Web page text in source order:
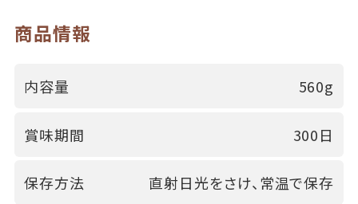
商品情報
内容量 560g
賞味期間 300日
保存方法 直射日光をさけ、常温で保存